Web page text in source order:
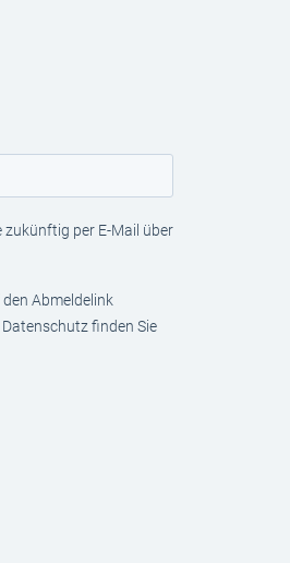
zukünftig per E-Mail über
Abmeldelink
finden Sie